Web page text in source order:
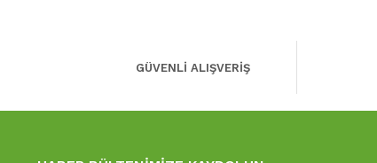
GÜVENLİ ALIŞVERİŞ